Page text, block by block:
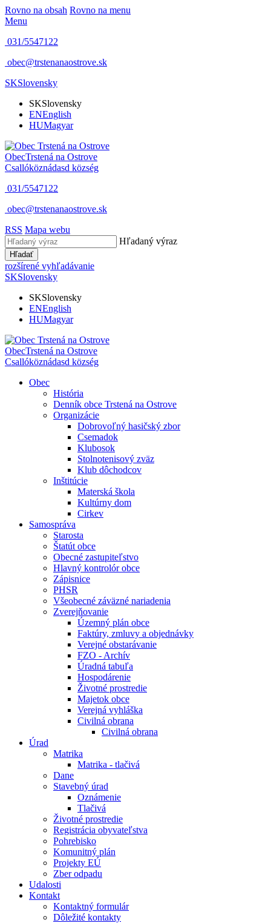
Rovno na obsah Rovno na menu
Menu
031/5547122
obec@trstenanaostrove.sk
SKSlovensky
SKSlovensky
ENEnglish
HUMagyar
ObecTrstená na Ostrove
Csallóköznádasd község
031/5547122
obec@trstenanaostrove.sk
RSS Mapa webu
Hľadaný výraz
Hľadať
rozšírené vyhľadávanie
SKSlovensky
SKSlovensky
ENEnglish
HUMagyar
ObecTrstená na Ostrove
Csallóköznádasd község
Obec
História
Denník obce Trstená na Ostrove
Organizácie
Dobrovoľný hasičský zbor
Csemadok
Klubosok
Stolnotenisový zväz
Klub dôchodcov
Inštitúcie
Materská škola
Kultúrny dom
Cirkev
Samospráva
Starosta
Štatút obce
Obecné zastupiteľstvo
Hlavný kontrolór obce
Zápisnice
PHSR
Všeobecné záväzné nariadenia
Zverejňovanie
Územný plán obce
Faktúry, zmluvy a objednávky
Verejné obstarávanie
FZO - Archív
Úradná tabuľa
Hospodárenie
Životné prostredie
Majetok obce
Verejná vyhláška
Civilná obrana
Civilná obrana
Úrad
Matrika
Matrika - tlačivá
Dane
Stavebný úrad
Oznámenie
Tlačivá
Životné prostredie
Registrácia obyvateľstva
Pohrebisko
Komunitný plán
Projekty EÚ
Zber odpadu
Udalosti
Kontakt
Kontaktný formulár
Dôležité kontakty